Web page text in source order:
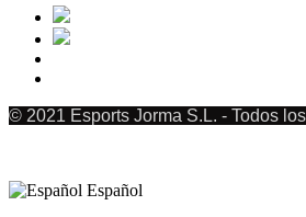
© 2021 Esports Jorma S.L. - Todos
Español